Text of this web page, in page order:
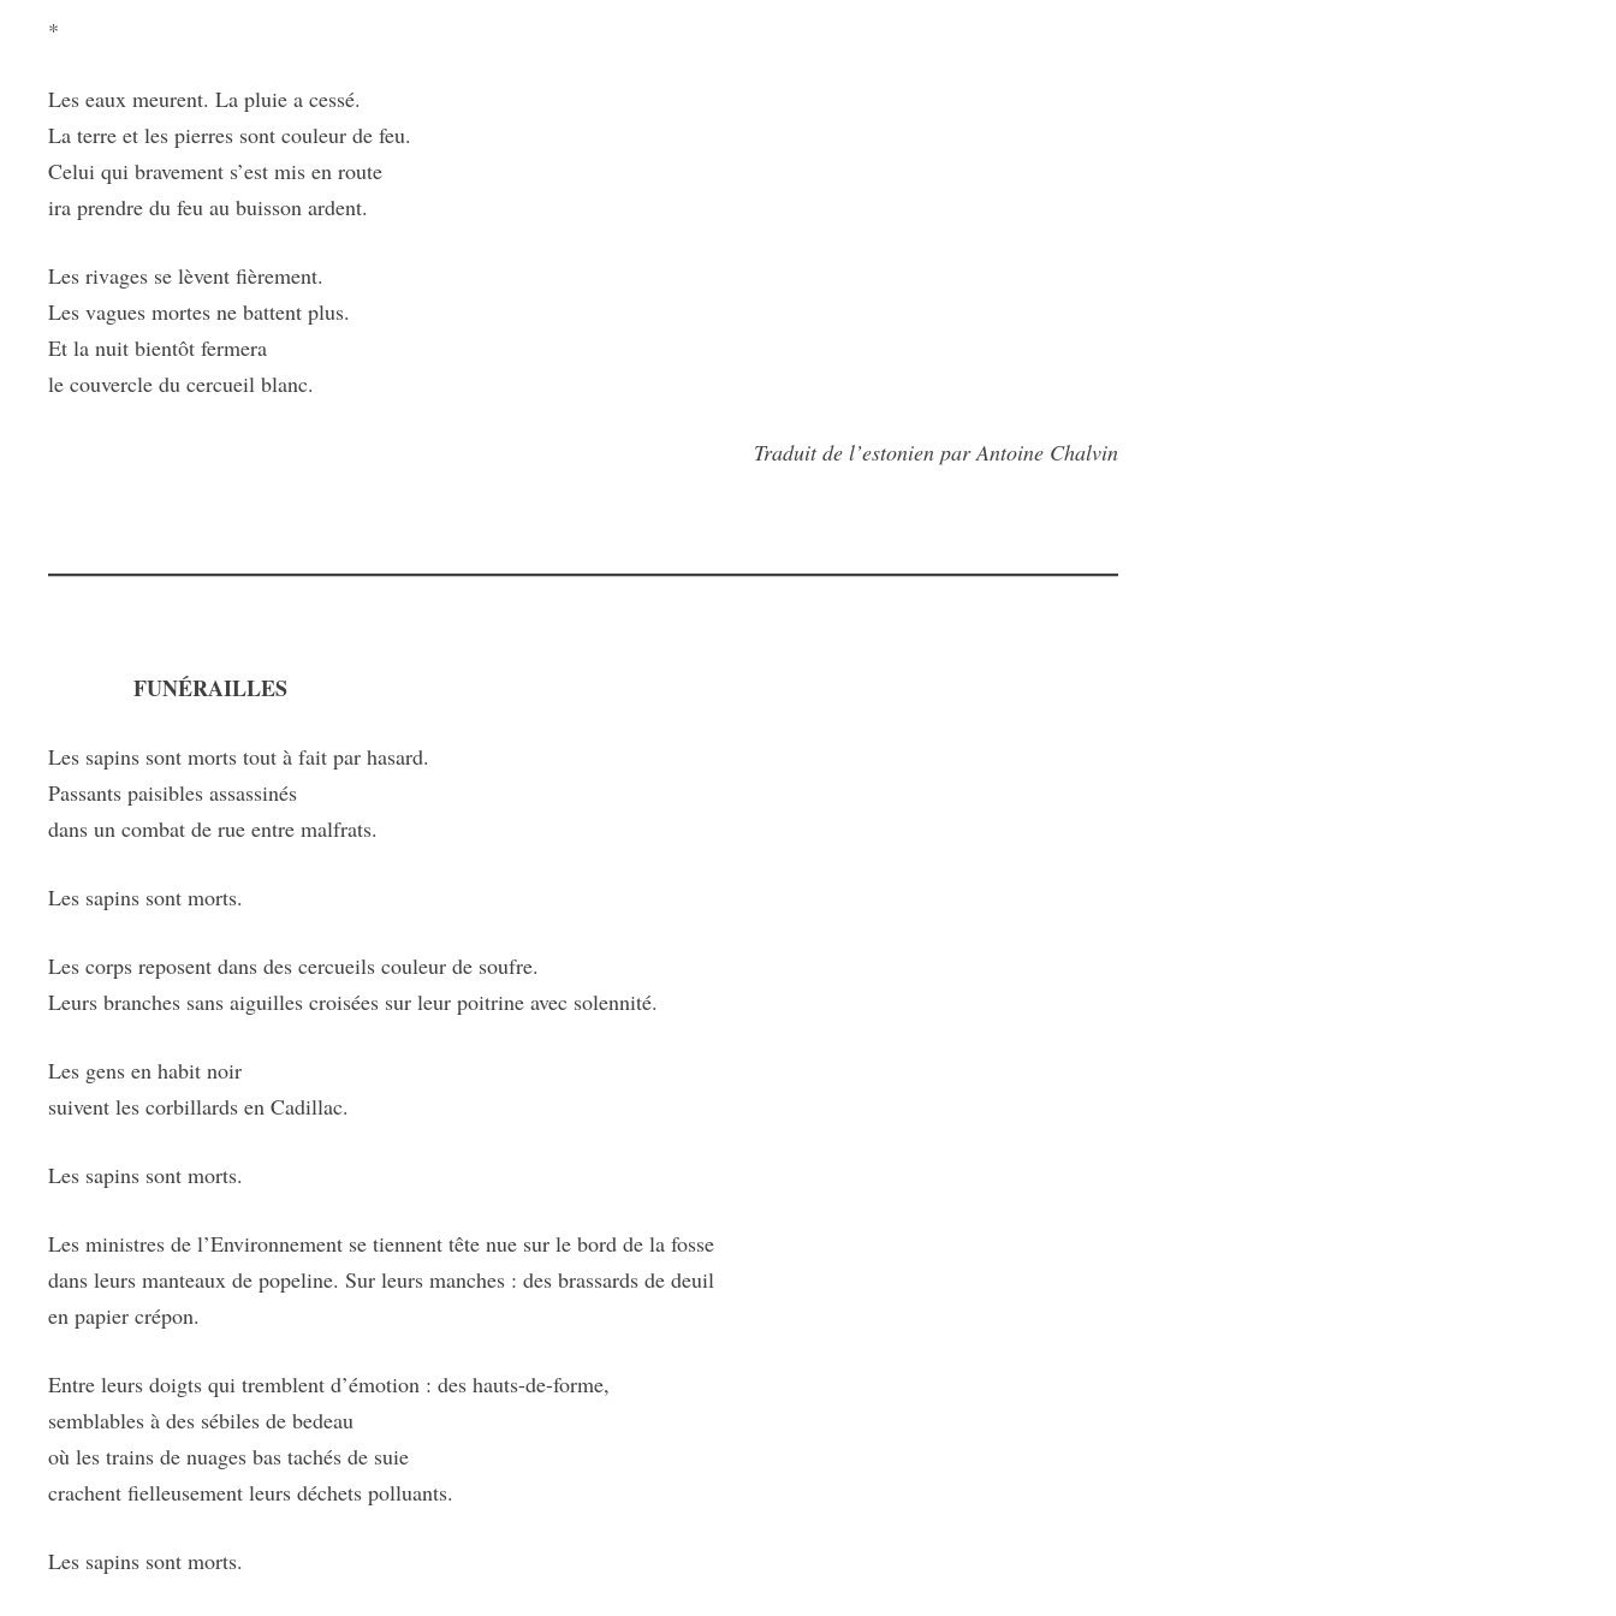
*
Les eaux meurent. La pluie a cessé.
La terre et les pierres sont couleur de feu.
Celui qui bravement s’est mis en route
ira prendre du feu au buisson ardent.
Les rivages se lèvent fièrement.
Les vagues mortes ne battent plus.
Et la nuit bientôt fermera
le couvercle du cercueil blanc.
Traduit de l’estonien par Antoine Chalvin
FUNÉRAILLES
Les sapins sont morts tout à fait par hasard.
Passants paisibles assassinés
dans un combat de rue entre malfrats.
Les sapins sont morts.
Les corps reposent dans des cercueils couleur de soufre.
Leurs branches sans aiguilles croisées sur leur poitrine avec solennité.
Les gens en habit noir
suivent les corbillards en Cadillac.
Les sapins sont morts.
Les ministres de l’Environnement se tiennent tête nue sur le bord de la fosse
dans leurs manteaux de popeline. Sur leurs manches : des brassards de deuil
en papier crépon.
Entre leurs doigts qui tremblent d’émotion : des hauts-de-forme,
semblables à des sébiles de bedeau
où les trains de nuages bas tachés de suie
crachent fielleusement leurs déchets polluants.
Les sapins sont morts.